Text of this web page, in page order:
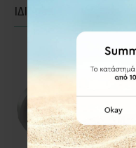
ΙΔΙΑΣ ΚΑΤΗΓΟΡΙΑΣ